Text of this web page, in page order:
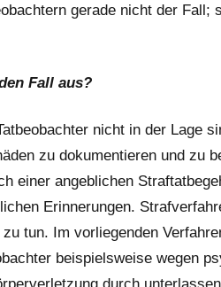
gerade nicht der Fall;
Fall aus?
nicht in der Lage
zu dokumentieren und zu
einer angeblichen
Erinnerungen.
tun. Im vorliegenden
beispielsweise wegen